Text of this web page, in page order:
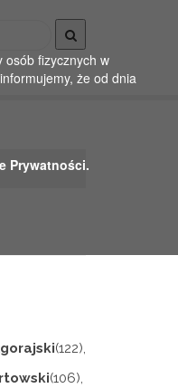
(122),
(106),
osób fizycznych w
że od dnia
Prywatności.